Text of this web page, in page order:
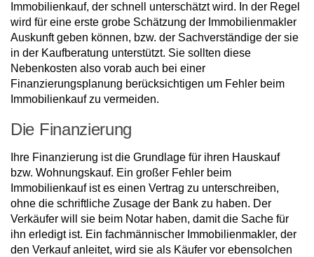
Immobilienkauf, der schnell unterschätzt wird. In der Regel
wird für eine erste grobe Schätzung der Immobilienmakler
Auskunft geben können, bzw. der Sachverständige der sie
in der Kaufberatung unterstützt. Sie sollten diese
Nebenkosten also vorab auch bei einer
Finanzierungsplanung berücksichtigen um Fehler beim
Immobilienkauf zu vermeiden.
Die Finanzierung
Ihre Finanzierung ist die Grundlage für ihren Hauskauf
bzw. Wohnungskauf. Ein großer Fehler beim
Immobilienkauf ist es einen Vertrag zu unterschreiben,
ohne die schriftliche Zusage der Bank zu haben. Der
Verkäufer will sie beim Notar haben, damit die Sache für
ihn erledigt ist. Ein fachmännischer Immobilienmakler, der
den Verkauf anleitet, wird sie als Käufer vor ebensolchen